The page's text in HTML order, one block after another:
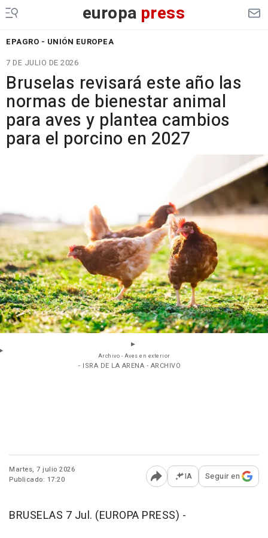
europa press
EPAGRO - UNIÓN EUROPEA
7 DE JULIO DE 2026
Bruselas revisará este año las
normas de bienestar animal
para aves y plantea cambios
para el porcino en 2027
Archivo - Aves en exterior
- ISRA DE LA ARENA - ARCHIVO
Martes, 7 julio 2026
Publicado: 17:20
Abrir opciones para
IA Seguir en
BRUSELAS 7 Jul. (EUROPA PRESS) -